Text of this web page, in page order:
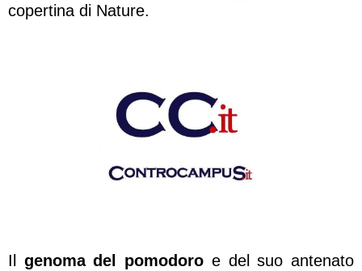
copertina di Nature.
Il genoma del pomodoro e del suo antenato